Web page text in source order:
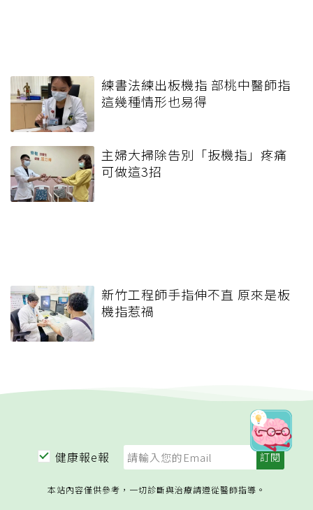
練書法練出板機指 部桃中醫師指
這幾種情形也易得
主婦大掃除告別「扳機指」疼痛
可做這3招
新竹工程師手指伸不直 原來是板
機指惹禍
健康報e報
本站內容僅供參考，一切診斷與治療請遵從醫師指導。